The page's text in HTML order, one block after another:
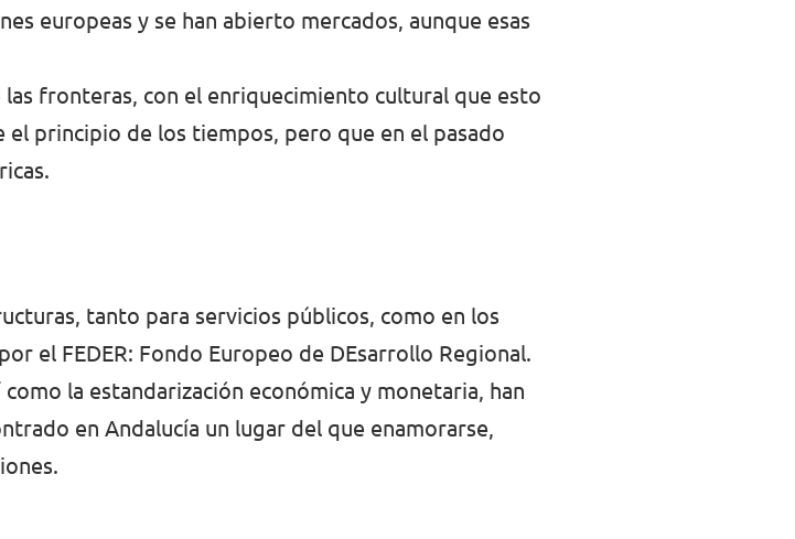
europeas y se han abierto mercados, aunque esas
fronteras, con el enriquecimiento cultural que esto
principio de los tiempos, pero que en el pasado
tanto para servicios públicos, como en los
el FEDER: Fondo Europeo de DEsarrollo Regional.
la estandarización económica y monetaria, han
en Andalucía un lugar del que enamorarse,